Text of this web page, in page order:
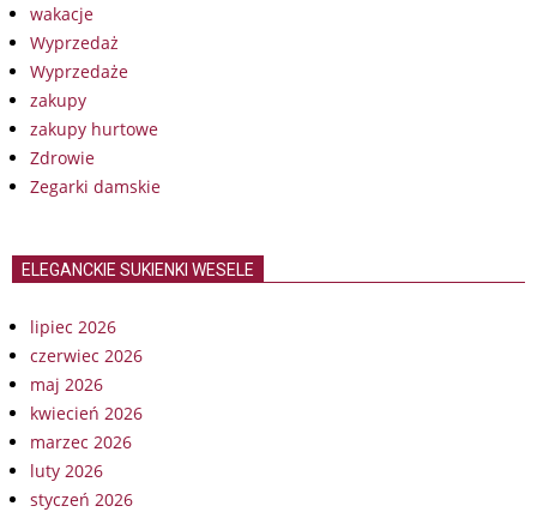
wakacje
Wyprzedaż
Wyprzedaże
zakupy
zakupy hurtowe
Zdrowie
Zegarki damskie
ELEGANCKIE SUKIENKI WESELE
lipiec 2026
czerwiec 2026
maj 2026
kwiecień 2026
marzec 2026
luty 2026
styczeń 2026